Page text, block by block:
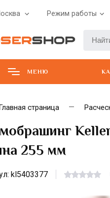
Режим работы
МЕНЮ
страница
255 мм
kl5403377